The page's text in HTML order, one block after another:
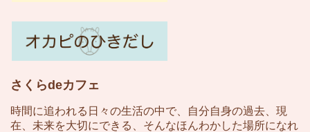
さくらdeカフェ
時間に追われる日々の生活の中で、自分自身の過去、現
在、未来を大切にできる、そんなほんわかした場所になれ